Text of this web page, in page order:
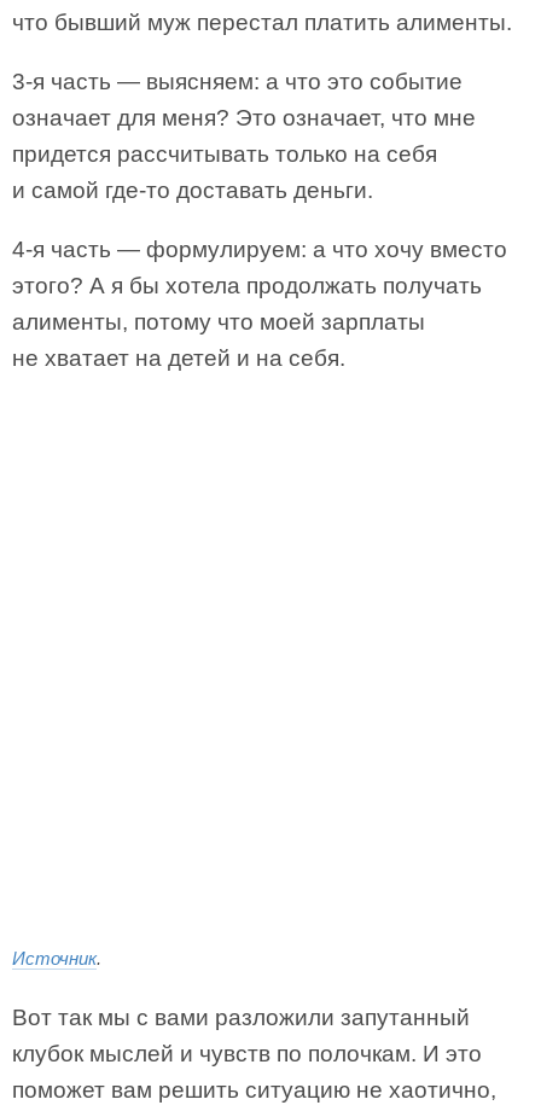
что бывший муж перестал платить алименты.
3-я часть — выясняем: а что это событие
означает для меня? Это означает, что мне
придется рассчитывать только на себя
и самой где-то доставать деньги.
4-я часть — формулируем: а что хочу вместо
этого? А я бы хотела продолжать получать
алименты, потому что моей зарплаты
не хватает на детей и на себя.
Источник.
Вот так мы с вами разложили запутанный
клубок мыслей и чувств по полочкам. И это
поможет вам решить ситуацию не хаотично,